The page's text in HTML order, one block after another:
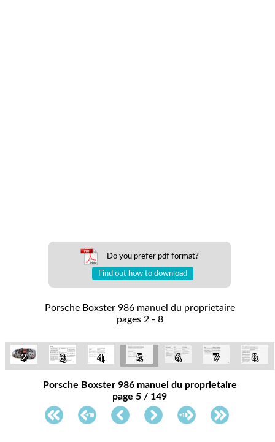
Do you prefer pdf format?
Find out how to download
Porsche Boxster 986 manuel du proprietaire
pages 2 - 8
2 3 4 5 6 7 8
Porsche Boxster 986 manuel du proprietaire
page 5 / 149